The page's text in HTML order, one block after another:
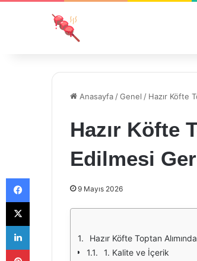
Anasayfa /Genel / Hazır Köfte
Hazır Köfte
Edilmesi
9 Mayıs 2026
Hazır Köfte Toptan
1. Kalite ve İçerik
Facebook
X
LinkedIn
Pinterest